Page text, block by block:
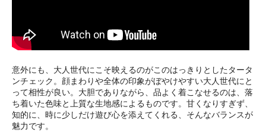
意外にも、大人世代にこそ映えるのがこのはっきりとしたタータ
ンチェック。顔まわりや全体の印象がぼやけやすい大人世代にと
って相性が良い。大胆でありながら、品よく着こなせるのは、落
ち着いた色味と上質な生地感によるものです。甘くなりすぎず、
知的に、時に少しだけ遊び心を添えてくれる、そんなバランスが
魅力です。